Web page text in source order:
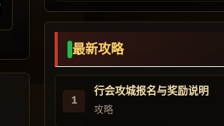
最新攻略
1
行会攻城报名与奖励说明
攻略